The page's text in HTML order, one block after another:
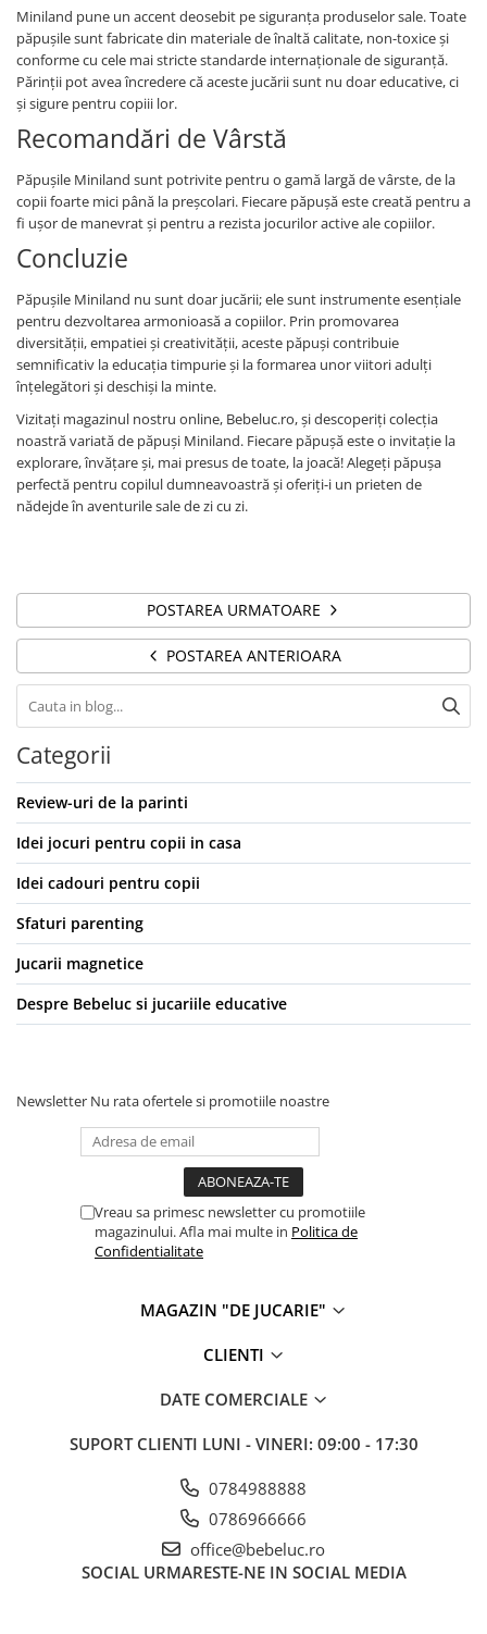
Miniland pune un accent deosebit pe siguranța produselor sale. Toate
păpușile sunt fabricate din materiale de înaltă calitate, non-toxice și
conforme cu cele mai stricte standarde internaționale de siguranță.
Părinții pot avea încredere că aceste jucării sunt nu doar educative, ci
și sigure pentru copiii lor.
Recomandări de Vârstă
Păpușile Miniland sunt potrivite pentru o gamă largă de vârste, de la
copii foarte mici până la preșcolari. Fiecare păpușă este creată pentru a
fi ușor de manevrat și pentru a rezista jocurilor active ale copiilor.
Concluzie
Păpușile Miniland nu sunt doar jucării; ele sunt instrumente esențiale
pentru dezvoltarea armonioasă a copiilor. Prin promovarea
diversității, empatiei și creativității, aceste păpuși contribuie
semnificativ la educația timpurie și la formarea unor viitori adulți
înțelegători și deschiși la minte.
Vizitați magazinul nostru online, Bebeluc.ro, și descoperiți colecția
noastră variată de păpuși Miniland. Fiecare păpușă este o invitație la
explorare, învățare și, mai presus de toate, la joacă! Alegeți păpușa
perfectă pentru copilul dumneavoastră și oferiți-i un prieten de
nădejde în aventurile sale de zi cu zi.
POSTAREA URMATOARE
POSTAREA ANTERIOARA
Categorii
Review-uri de la parinti
Idei jocuri pentru copii in casa
Idei cadouri pentru copii
Sfaturi parenting
Jucarii magnetice
Despre Bebeluc si jucariile educative
Newsletter Nu rata ofertele si promotiile noastre
Vreau sa primesc newsletter cu promotiile
magazinului. Afla mai multe in Politica de
Confidentialitate
MAGAZIN "DE JUCARIE"
CLIENTI
DATE COMERCIALE
SUPORT CLIENTI LUNI - VINERI: 09:00 - 17:30
0784988888
0786966666
office@bebeluc.ro
SOCIAL URMARESTE-NE IN SOCIAL MEDIA